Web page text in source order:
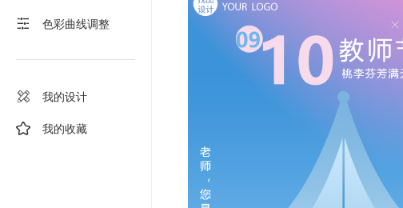
色彩曲线调整
我的设计
我的收藏